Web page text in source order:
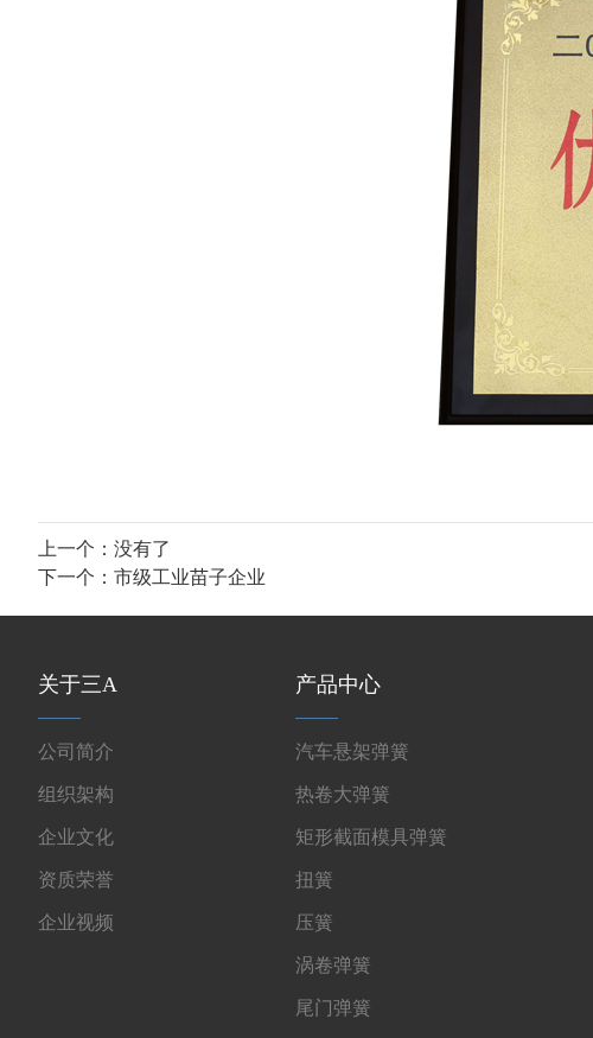
上一个：没有了
下一个： 市级工业苗子企业
关于三A
公司简介
组织架构
企业文化
资质荣誉
企业视频
产品中心
汽车悬架弹簧
热卷大弹簧
矩形截面模具弹簧
扭簧
压簧
涡卷弹簧
尾门弹簧